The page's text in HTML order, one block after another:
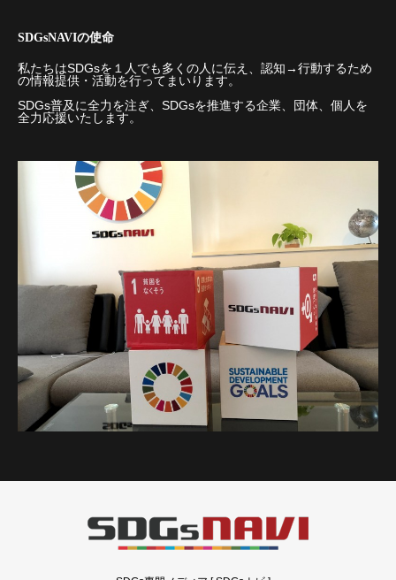
SDGsNAVIの使命
私たちはSDGsを１人でも多くの人に伝え、認知→行動するため
の情報提供・活動を行ってまいります。
SDGs普及に全力を注ぎ、SDGsを推進する企業、団体、個人を
全力応援いたします。